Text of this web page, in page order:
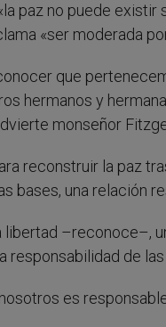
paz no puede
«ser moderada
que
hermanos y
monseñor
reconstruir la paz
bases, una relación
libertad –reconoce–,
responsabilidad de
es